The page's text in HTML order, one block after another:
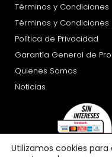
Términos y Condiciones
Términos y
Política de Privacidad
Garantía General de
Quienes Somos
Noticias
Utilizamos cookies